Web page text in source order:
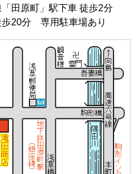
田原町」駅下車 徒歩2分
歩20分 専用駐車場あり